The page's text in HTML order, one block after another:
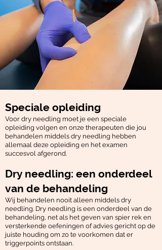
Speciale opleiding
Voor dry needling moet je een speciale
opleiding volgen en onze therapeuten die jou
behandelen middels dry needling hebben
allemaal deze opleiding en het examen
succesvol afgerond.
Dry needling: een onderdeel
van de behandeling
Wij behandelen nooit alleen middels dry
needling. Dry needling is een onderdeel van de
behandeling, net als het geven van spier rek en
versterkende oefeningen of advies gericht op de
juiste houding om zo te voorkomen dat er
triggerpoints ontstaan.